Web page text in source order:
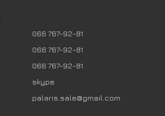
066 767-92-81
066 767-92-81
066 767-92-81
skype
palaris.sale@gmail.com